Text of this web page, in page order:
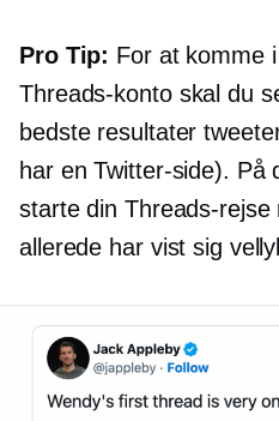
Pro Tip: For at komme
Threads-konto skal du
bedste resultater
har en Twitter-side). På
starte din Threads-rejse
allerede har vist sig